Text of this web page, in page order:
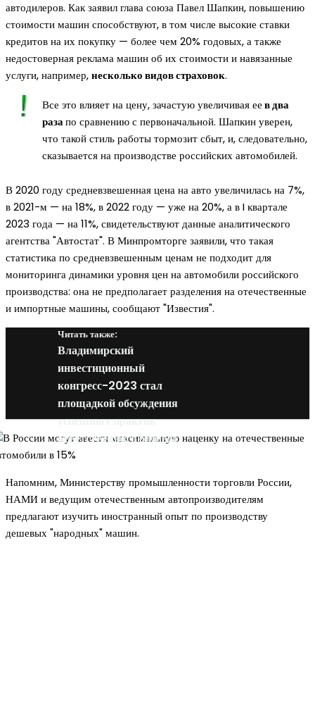
автодилеров. Как заявил глава союза Павел Шапкин, повышению
стоимости машин способствуют, в том числе высокие ставки
кредитов на их покупку — более чем 20% годовых, а также
недостоверная реклама машин об их стоимости и навязанные
услуги, например,несколько видов страховок.
Все это влияет на цену, зачастую увеличивая еев два
разапо сравнению с первоначальной. Шапкин уверен,
что такой стиль работы тормозит сбыт, и, следовательно,
сказывается на производстве российских автомобилей.
В 2020 году средневзвешенная цена на авто увеличилась на 7%,
в 2021-м — на 18%, в 2022 году — уже на 20%, а в I квартале
2023 года — на 11%, свидетельствуют данные аналитического
агентства "Автостат". В Минпромторге заявили, что такая
статистика по средневзвешенным ценам не подходит для
мониторинга динамики уровня цен на автомобили российского
производства: она не предполагает разделения на отечественные
и импортные машины, сообщают "Известия".
Читать также:
Владимирский
инвестиционный
конгресс-2023 стал
площадкой обсуждения
успешных практик
ответственного бизнеса
Напомним, Министерству промышленности торговли России,
НАМИ и ведущим отечественным автопроизводителям
предлагают изучить иностранный опыт по производству
дешевых "народных" машин.